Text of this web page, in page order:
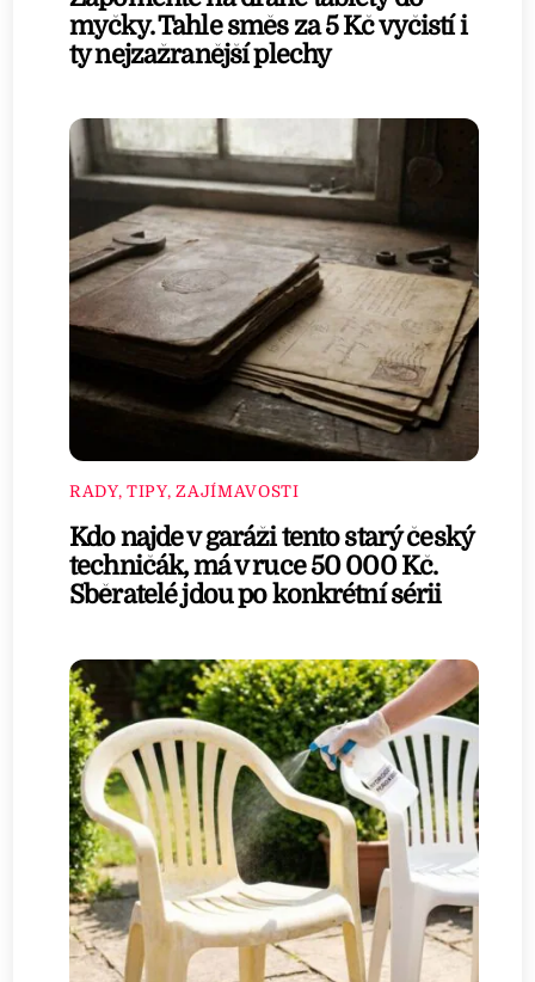
myčky. Tahle směs za 5 Kč vyčistí i
ty nejzažranější plechy
RADY, TIPY, ZAJÍMAVOSTI
Kdo najde v garáži tento starý český
techničák, má v ruce 50 000 Kč.
Sběratelé jdou po konkrétní sérii